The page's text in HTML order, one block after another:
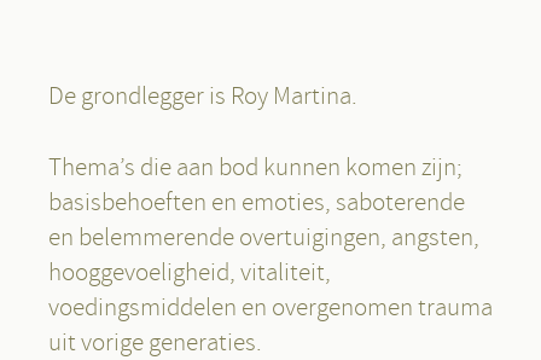
De grondlegger is Roy Martina.
Thema’s die aan bod kunnen komen zijn;
basisbehoeften en emoties, saboterende
en belemmerende overtuigingen, angsten,
hooggevoeligheid, vitaliteit,
voedingsmiddelen en overgenomen trauma
uit vorige generaties.